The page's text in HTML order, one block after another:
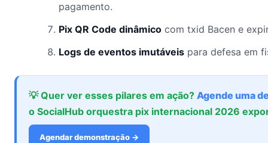
pagamento.
Pix QR Code dinâmico com txid Bacen e
Logs de eventos imutáveis para defesa em
💡 Quer ver esses pilares em ação? Agende uma
o SocialHub orquestra pix internacional 2026
Agendar demonstração →